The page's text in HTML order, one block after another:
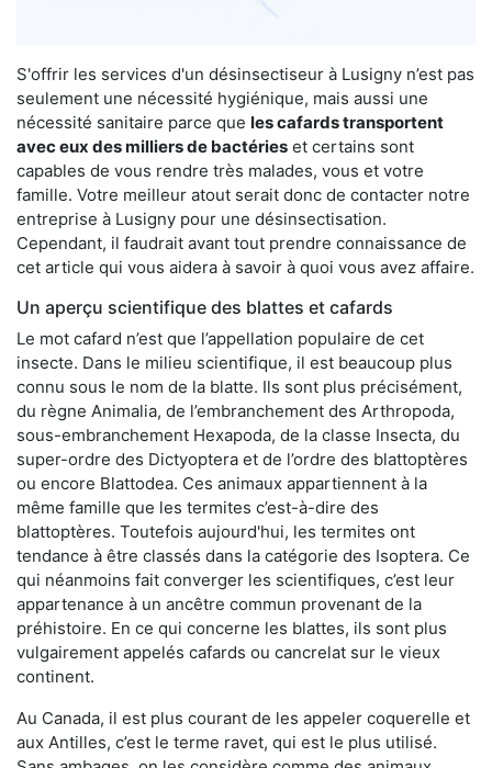
S'offrir les services d'un désinsectiseur à Lusigny n’est pas
seulement une nécessité hygiénique, mais aussi une
nécessité sanitaire parce que les cafards transportent
avec eux des milliers de bactéries et certains sont
capables de vous rendre très malades, vous et votre
famille. Votre meilleur atout serait donc de contacter notre
entreprise à Lusigny pour une désinsectisation.
Cependant, il faudrait avant tout prendre connaissance de
cet article qui vous aidera à savoir à quoi vous avez affaire.
Un aperçu scientifique des blattes et cafards
Le mot cafard n’est que l’appellation populaire de cet
insecte. Dans le milieu scientifique, il est beaucoup plus
connu sous le nom de la blatte. Ils sont plus précisément,
du règne Animalia, de l’embranchement des Arthropoda,
sous-embranchement Hexapoda, de la classe Insecta, du
super-ordre des Dictyoptera et de l’ordre des blattoptères
ou encore Blattodea. Ces animaux appartiennent à la
même famille que les termites c’est-à-dire des
blattoptères. Toutefois aujourd'hui, les termites ont
tendance à être classés dans la catégorie des Isoptera. Ce
qui néanmoins fait converger les scientifiques, c’est leur
appartenance à un ancêtre commun provenant de la
préhistoire. En ce qui concerne les blattes, ils sont plus
vulgairement appelés cafards ou cancrelat sur le vieux
continent.
Au Canada, il est plus courant de les appeler coquerelle et
aux Antilles, c’est le terme ravet, qui est le plus utilisé.